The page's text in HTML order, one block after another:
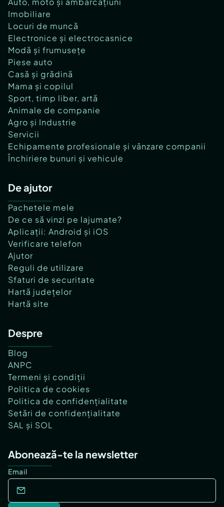
Imobiliare
Locuri de muncă
Electronice și electrocasnice
Modă și frumusețe
Piese auto
Casă și grădină
Mama și copilul
Sport, timp liber, artă
Animale de companie
Agro și Industrie
Servicii
Echipamente profesionale și vânzare companii
Închiriere bunuri și vehicule
De ajutor
Pachetele mele
De ce să vinzi pe lajumate?
Aplicații: Android și iOS
Verificare telefon
Ajutor
Reguli de utilizare
Sfaturi de securitate
Hartă județelor
Hartă site
Despre
Blog
ANPC
Termeni și condiții
Politica de cookies
Politica de confidențialitate
Setări de confidențialitate
SAL și SOL
Abonează-te la newsletter
Email